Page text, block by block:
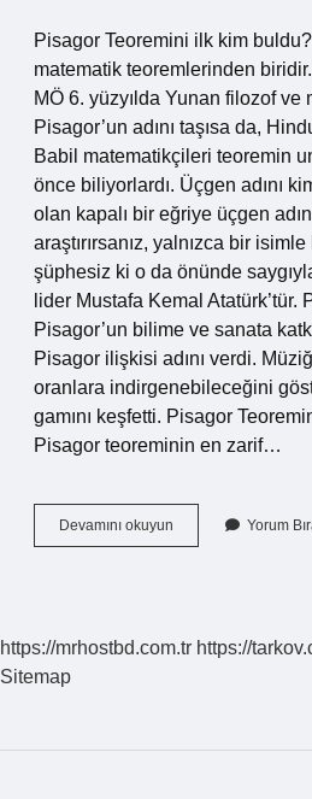
Pisagor Teoremini ilk kim
matematik teoremlerinden
MÖ 6. yüzyılda Yunan filozof ve
Pisagor’un adını taşısa da,
Babil matematikçileri teoremin
önce biliyorlardı. Üçgen adını
olan kapalı bir eğriye üçgen
araştırırsanız, yalnızca bir isimle
şüphesiz ki o da önünde
lider Mustafa Kemal
Pisagor’un bilime ve sanata
Pisagor ilişkisi adını verdi.
oranlara indirgenebileceğini
gamını keşfetti. Pisagor
Pisagor teoreminin en zarif…
Devamını okuyun
4
Yorum
https://mrhostbd.com.tr https://
Sitemap